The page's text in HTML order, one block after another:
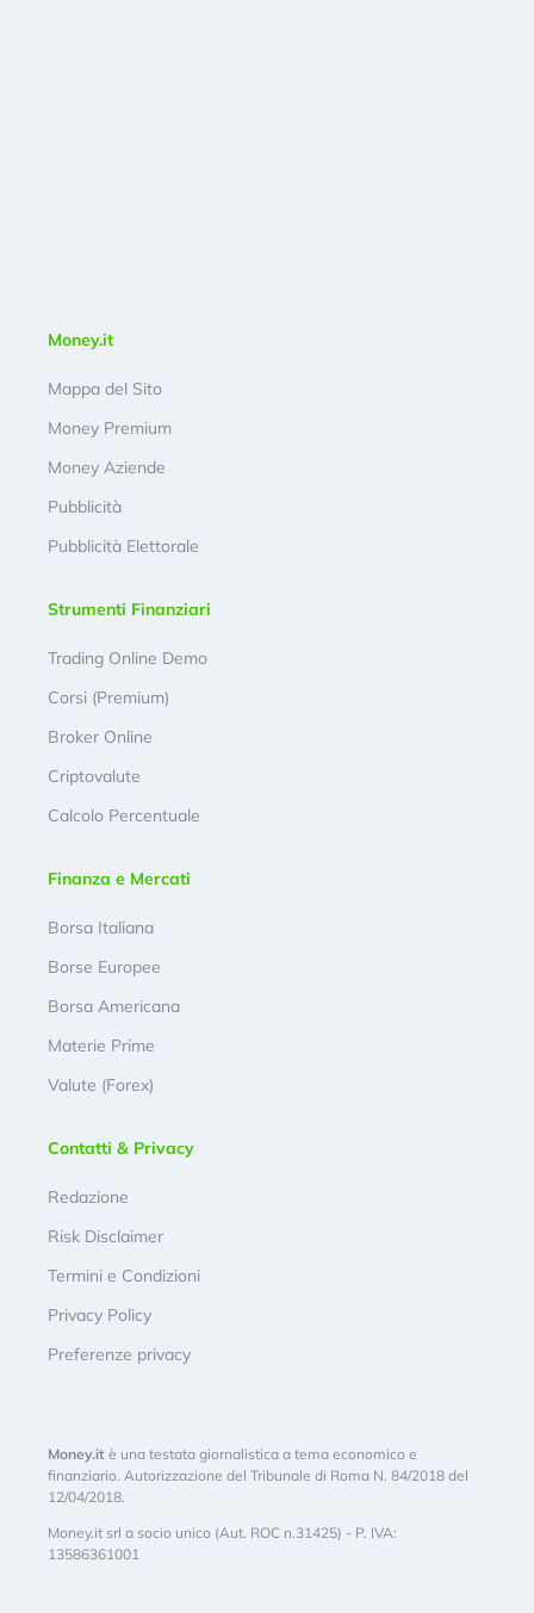
Money.it
Mappa del Sito
Money Premium
Money Aziende
Pubblicità
Pubblicità Elettorale
Strumenti Finanziari
Trading Online Demo
Corsi (Premium)
Broker Online
Criptovalute
Calcolo Percentuale
Finanza e Mercati
Borsa Italiana
Borse Europee
Borsa Americana
Materie Prime
Valute (Forex)
Contatti & Privacy
Redazione
Risk Disclaimer
Termini e Condizioni
Privacy Policy
Preferenze privacy
Money.it è una testata giornalistica a tema economico e
finanziario. Autorizzazione del Tribunale di Roma N. 84/2018 del
12/04/2018.
Money.it srl a socio unico (Aut. ROC n.31425) - P. IVA:
13586361001